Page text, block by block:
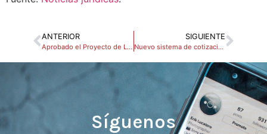
ANTERIOR
Aprobado el Proyecto de Ley Orgánica de uso de información financiera para la prevención, detección, investigación o enjuiciamiento de infracciones penales
SIGUIENTE
Nuevo sistema de cotización de autónomos para 2023: El BOE ya recoge la entrada en vigor.
Síguenos